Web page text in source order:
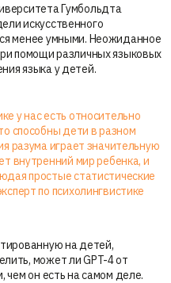
Гумбольдта
искусственного
менее умными. Неожиданное
помощи различных языковых
языка у детей.
у нас есть относительно
способны дети в разном
разума играет значительную
внутренний мир ребенка, и
простые статистические
по психолингвистике
на детей,
может ли GPT-4 от
чем он есть на самом деле.